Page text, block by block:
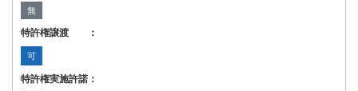
無
特許権譲渡 ：
可
特許権実施許諾：